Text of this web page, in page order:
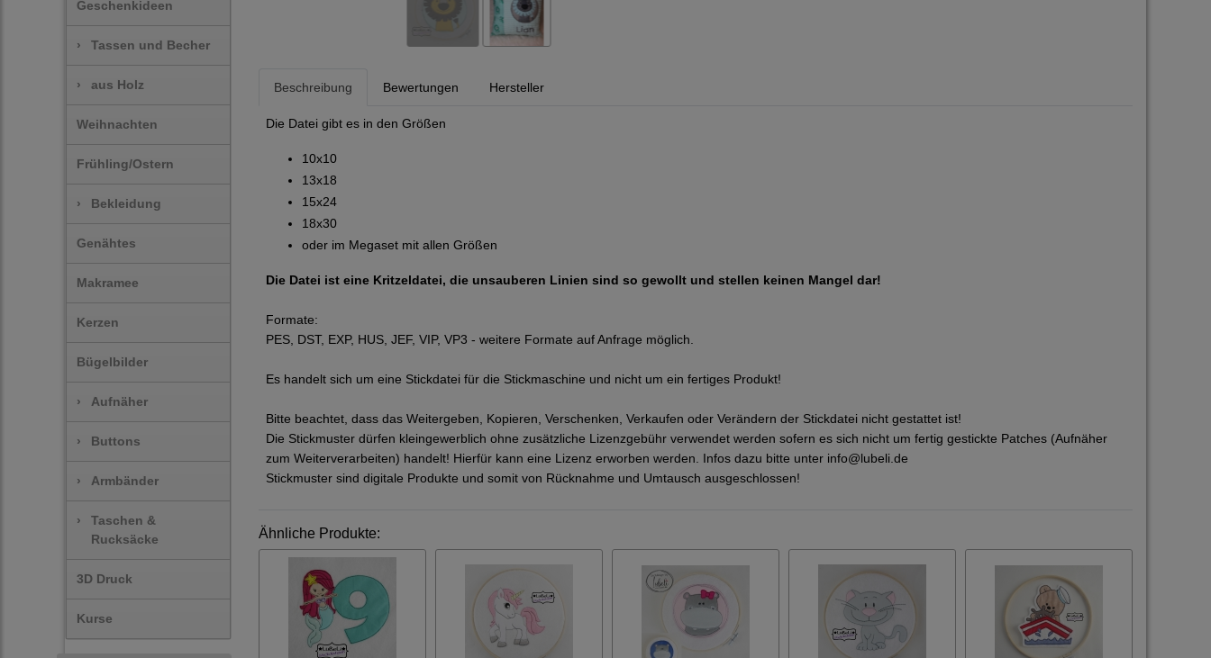
Geschenkideen
› Tassen und Becher
› aus Holz
Weihnachten
Frühling/Ostern
› Bekleidung
Genähtes
Makramee
Kerzen
Bügelbilder
› Aufnäher
› Buttons
› Armbänder
›
Taschen &
Rucksäcke
3D Druck
Kurse
Beschreibung Bewertungen Hersteller
Die Datei gibt es in den Größen
10x10
13x18
15x24
18x30
oder im Megaset mit allen Größen
Die Datei ist eine Kritzeldatei, die unsauberen Linien sind so gewollt und stellen keinen Mangel dar!
Formate:
PES, DST, EXP, HUS, JEF, VIP, VP3 - weitere Formate auf Anfrage möglich.
Es handelt sich um eine Stickdatei für die Stickmaschine und nicht um ein fertiges Produkt!
Bitte beachtet, dass das Weitergeben, Kopieren, Verschenken, Verkaufen oder Verändern der Stickdatei nicht gestattet ist!
Die Stickmuster dürfen kleingewerblich ohne zusätzliche Lizenzgebühr verwendet werden sofern es sich nicht um fertig gestickte Patches (Aufnäher
zum Weiterverarbeiten) handelt! Hierfür kann eine Lizenz erworben werden. Infos dazu bitte unter info@lubeli.de
Stickmuster sind digitale Produkte und somit von Rücknahme und Umtausch ausgeschlossen!
Ähnliche Produkte: